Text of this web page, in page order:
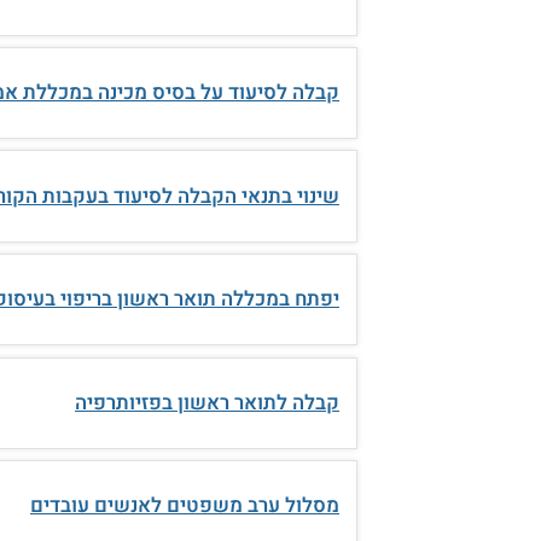
קבלה לסיעוד על בסיס מכינה במכללת
שינוי בתנאי הקבלה לסיעוד בעקבות
יפתח במכללה תואר ראשון בריפוי
קבלה לתואר ראשון בפזיותרפיה
מסלול ערב משפטים לאנשים עובדים